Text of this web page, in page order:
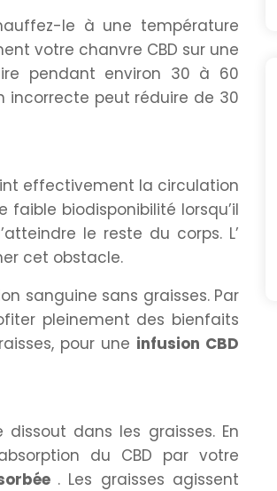
le à une température
votre chanvre CBD sur une
pendant environ 30 à 60
incorrecte peut réduire de 30
effectivement la circulation
faible biodisponibilité lorsqu’il
le reste du corps. L’
cet obstacle.
sanguine sans graisses. Par
pleinement des bienfaits
pour une infusion CBD
dans les graisses. En
du CBD par votre
. Les graisses agissent